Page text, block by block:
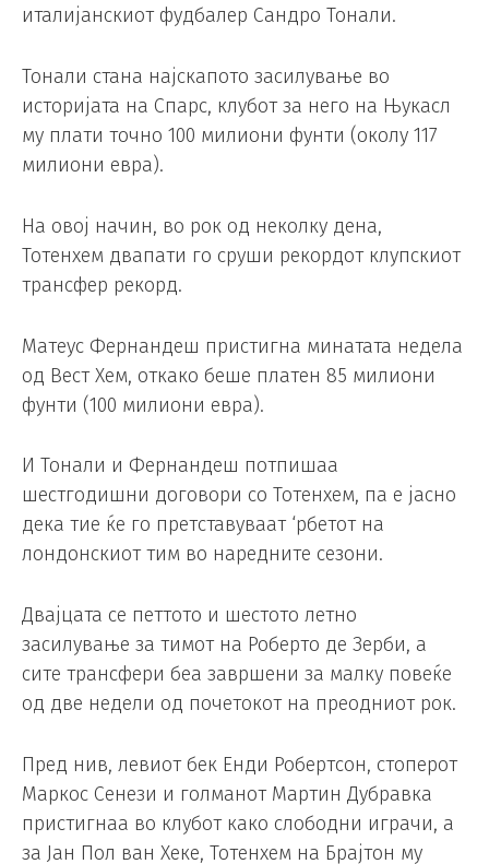
италијанскиот фудбалер Сандро Тонали.
Тонали стана најскапото засилување во
историјата на Спарс, клубот за него на Њукасл
му плати точно 100 милиони фунти (околу 117
милиони евра).
На овој начин, во рок од неколку дена,
Тотенхем двапати го сруши рекордот клупскиот
трансфер рекорд.
Матеус Фернандеш пристигна минатата недела
од Вест Хем, откако беше платен 85 милиони
фунти (100 милиони евра).
И Тонали и Фернандеш потпишаа
шестгодишни договори со Тотенхем, па е јасно
дека тие ќе го претставуваат ‘рбетот на
лондонскиот тим во наредните сезони.
Двајцата се петтото и шестото летно
засилување за тимот на Роберто де Зерби, а
сите трансфери беа завршени за малку повеќе
од две недели од почетокот на преодниот рок.
Пред нив, левиот бек Енди Робертсон, стоперот
Маркос Сенези и голманот Мартин Дубравка
пристигнаа во клубот како слободни играчи, а
за Јан Пол ван Хеке, Тотенхем на Брајтон му